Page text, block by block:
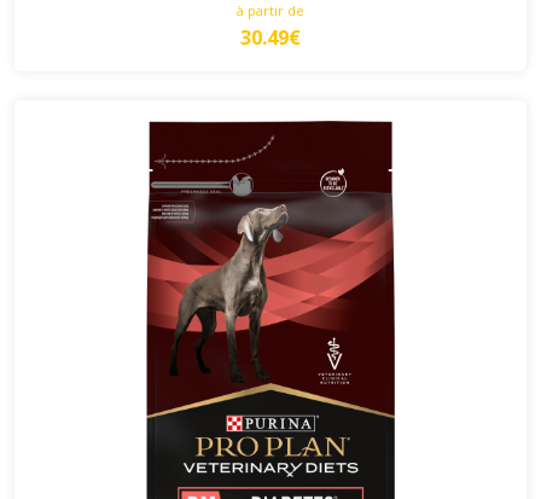
à partir de
30.49€